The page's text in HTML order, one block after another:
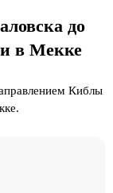
до
в Мекке
Киблы